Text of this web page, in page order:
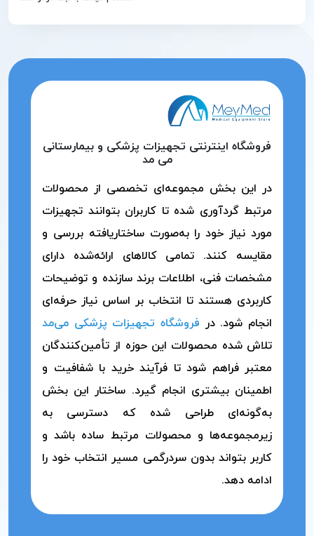
فروشگاه اینترنتی تجهیزات پزشکی و بیمارستانی
می مد
در این بخش مجموعه‌ای تخصصی از محصولات
مرتبط گردآوری شده تا کاربران بتوانند تجهیزات
مورد نیاز خود را به‌صورت ساختاریافته بررسی و
مقایسه کنند. تمامی کالاهای ارائه‌شده دارای
مشخصات فنی، اطلاعات برند سازنده و توضیحات
کاربردی هستند تا انتخاب بر اساس نیاز حرفه‌ای
انجام شود. در فروشگاه تجهیزات پزشکی می‌مد
تلاش شده محصولات این حوزه از تأمین‌کنندگان
معتبر فراهم شود تا فرآیند خرید با شفافیت و
اطمینان بیشتری انجام گیرد. ساختار این بخش
به‌گونه‌ای طراحی شده که دسترسی به
زیرمجموعه‌ها و محصولات مرتبط ساده باشد و
کاربر بتواند بدون سردرگمی مسیر انتخاب خود را
ادامه دهد.